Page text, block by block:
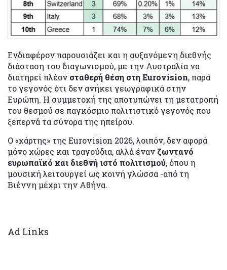
Ενδιαφέρον παρουσιάζει και η αυξανόμενη διεθνής
διάσταση του διαγωνισμού, με την Αυστραλία να
διατηρεί πλέον σταθερή θέση στη Eurovision, παρά
το γεγονός ότι δεν ανήκει γεωγραφικά στην
Ευρώπη. Η συμμετοχή της αποτυπώνει τη μετατροπή
του θεσμού σε παγκόσμιο πολιτιστικό γεγονός που
ξεπερνά τα σύνορα της ηπείρου.
Ο «χάρτης» της Eurovision 2026, λοιπόν, δεν αφορά
μόνο χώρες και τραγούδια, αλλά έναν ζωντανό
ευρωπαϊκό και διεθνή ιστό πολιτισμού, όπου η
μουσική λειτουργεί ως κοινή γλώσσα -από τη
Βιέννη μέχρι την Αθήνα.
Ad Links